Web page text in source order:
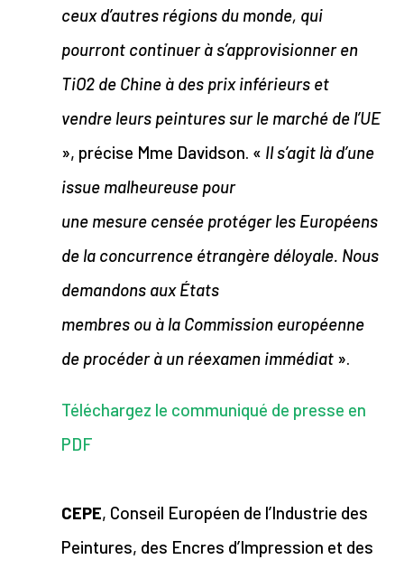
ceux d’autres régions du monde, qui
pourront continuer à s’approvisionner en
TiO2 de Chine à des prix inférieurs et
vendre leurs peintures sur le marché de l’UE
», précise Mme Davidson. « Il s’agit là d’une
issue malheureuse pour
une mesure censée protéger les Européens
de la concurrence étrangère déloyale. Nous
demandons aux États
membres ou à la Commission européenne
de procéder à un réexamen immédiat».
Téléchargez le communiqué de presse en
PDF
CEPE, Conseil Européen de l’Industrie des
Peintures, des Encres d’Impression et des